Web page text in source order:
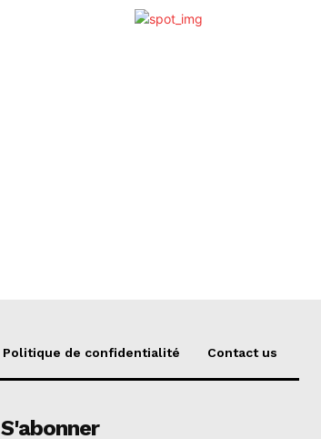
Politique de confidentialité Contact us
S'abonner